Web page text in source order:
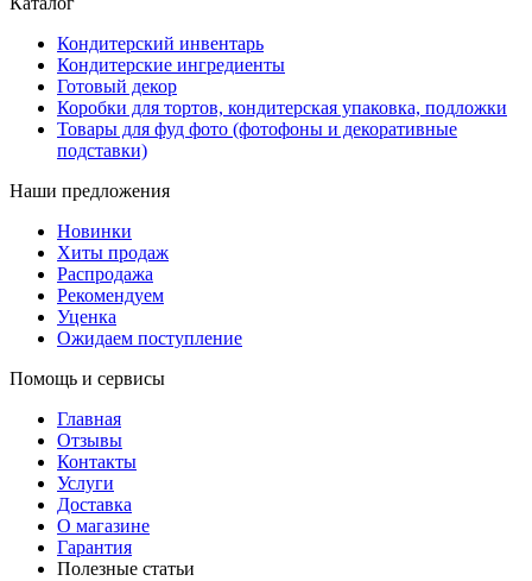
Кондитерский инвентарь
Кондитерские ингредиенты
Готовый декор
Коробки для тортов, кондитерская упаковка, подложки
Товары для фуд фото (фотофоны и декоративные
подставки)
Наши предложения
Новинки
Хиты продаж
Распродажа
Рекомендуем
Уценка
Ожидаем поступление
Помощь и сервисы
Главная
Отзывы
Контакты
Услуги
Доставка
О магазине
Гарантия
Полезные статьи